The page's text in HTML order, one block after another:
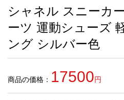
お
す
す
め
商
シャネル スニーカ
ーツ 運動シューズ
ング シルバー色
商品の価格： 17500円